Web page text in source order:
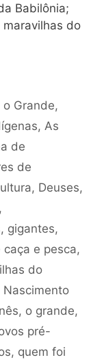
Babilônia;
do
Grande,
, As
de
de
, Deuses,
,
, gigantes,
e pesca,
do
Nascimento
, o grande,
pré-
, quem foi